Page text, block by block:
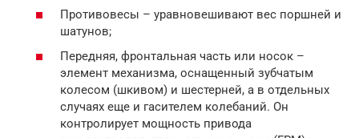
Противовесы – уравновешивают вес поршней и
шатунов;
Передняя, фронтальная часть или носок –
элемент механизма, оснащенный зубчатым
колесом (шкивом) и шестерней, а в отдельных
случаях еще и гасителем колебаний. Он
контролирует мощность привода